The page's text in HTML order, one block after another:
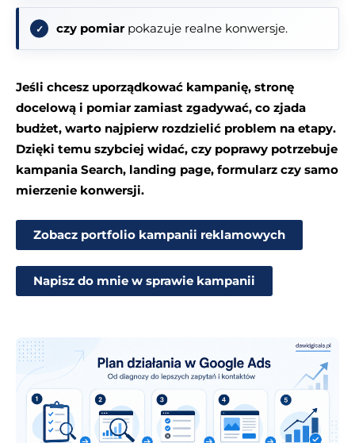
czy pomiarpokazuje realne konwersje.
Jeśli chcesz uporządkować kampanię, stronę
docelową i pomiar zamiast zgadywać, co zjada
budżet, warto najpierw rozdzielić problem na etapy.
Dzięki temu szybciej widać, czy poprawy potrzebuje
kampania Search, landing page, formularz czy samo
mierzenie konwersji.
Zobacz portfolio kampanii reklamowych
Napisz do mnie w sprawie kampanii